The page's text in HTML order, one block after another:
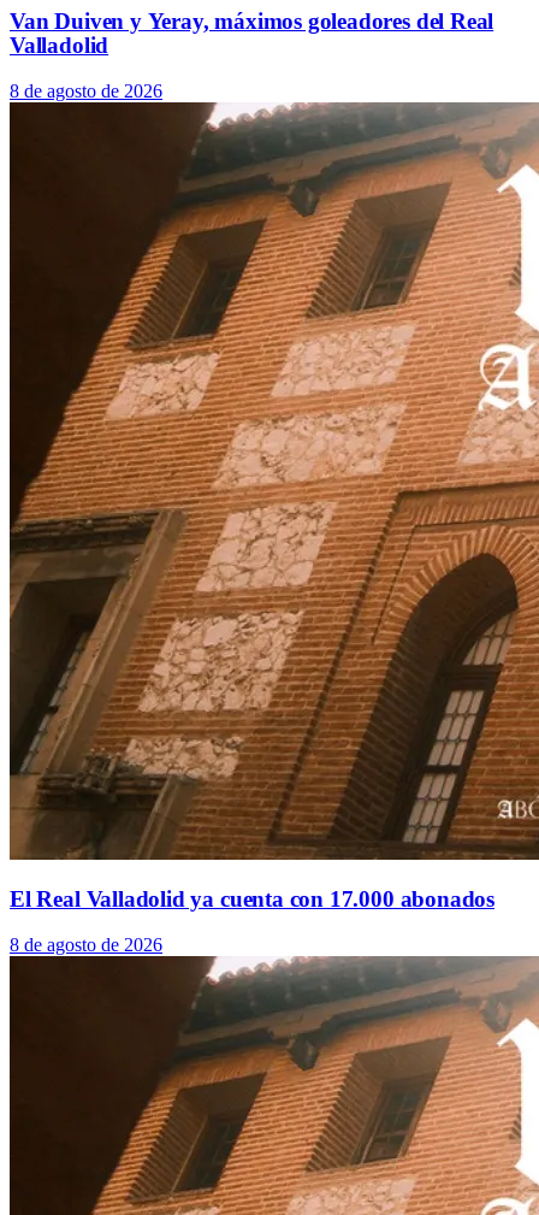
Van Duiven y Yeray, máximos goleadores del Real
Valladolid
8 de agosto de 2026
El Real Valladolid ya cuenta con 17.000 abonados
8 de agosto de 2026